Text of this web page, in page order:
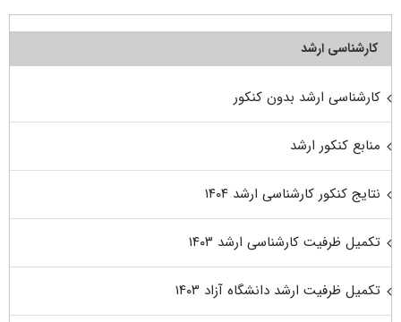
کارشناسی ارشد
کارشناسی ارشد بدون کنکور
منابع کنکور ارشد
نتایج کنکور کارشناسی ارشد ۱۴۰۴
تکمیل ظرفیت کارشناسی ارشد ۱۴۰۳
تکمیل ظرفیت ارشد دانشگاه آزاد ۱۴۰۳